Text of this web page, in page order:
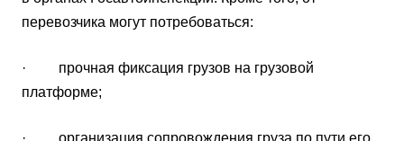
перевозчика могут потребоваться:
· прочная фиксация грузов на грузовой
платформе;
· организация сопровождения груза по пути его